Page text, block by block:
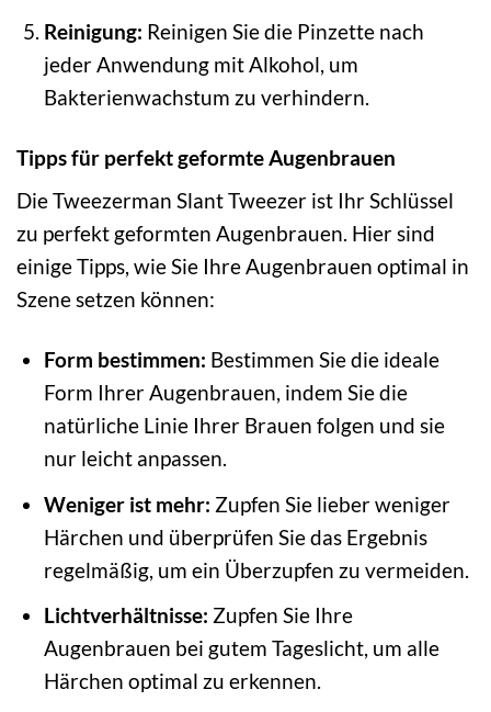
Reinigung: Reinigen Sie die Pinzette nach
jeder Anwendung mit Alkohol, um
Bakterienwachstum zu verhindern.
Tipps für perfekt geformte Augenbrauen
Die Tweezerman Slant Tweezer ist Ihr Schlüssel
zu perfekt geformten Augenbrauen. Hier sind
einige Tipps, wie Sie Ihre Augenbrauen optimal in
Szene setzen können:
Form bestimmen: Bestimmen Sie die ideale
Form Ihrer Augenbrauen, indem Sie die
natürliche Linie Ihrer Brauen folgen und sie
nur leicht anpassen.
Weniger ist mehr: Zupfen Sie lieber weniger
Härchen und überprüfen Sie das Ergebnis
regelmäßig, um ein Überzupfen zu vermeiden.
Lichtverhältnisse: Zupfen Sie Ihre
Augenbrauen bei gutem Tageslicht, um alle
Härchen optimal zu erkennen.